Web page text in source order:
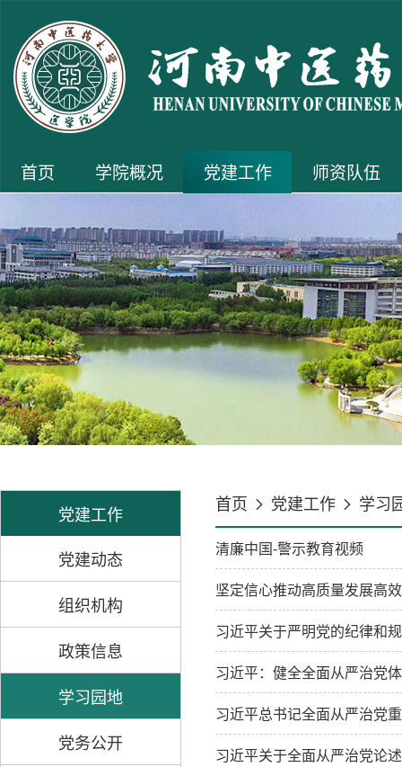
首页 学院概况 党建工作 师资队伍
党建工作
党建动态
组织机构
政策信息
学习园地
党务公开
首页 党建工作 学习
清廉中国-警示教育视频
坚定信心推动高质量发展高
习近平关于严明党的纪律和
习近平：健全全面从严治党
习近平总书记全面从严治党
习近平关于全面从严治党论